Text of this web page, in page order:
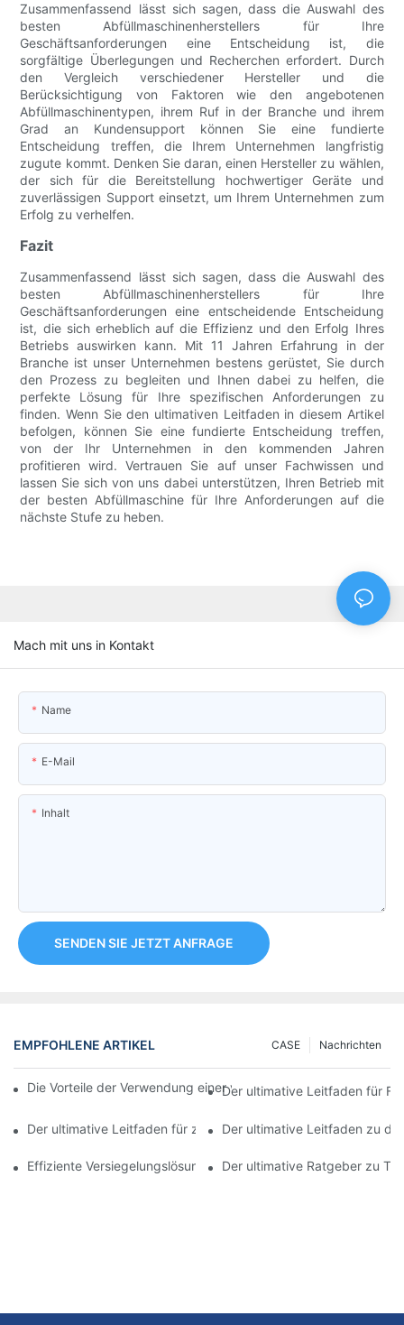
Zusammenfassend lässt sich sagen, dass die Auswahl des
besten Abfüllmaschinenherstellers für Ihre
Geschäftsanforderungen eine Entscheidung ist, die
sorgfältige Überlegungen und Recherchen erfordert. Durch
den Vergleich verschiedener Hersteller und die
Berücksichtigung von Faktoren wie den angebotenen
Abfüllmaschinentypen, ihrem Ruf in der Branche und ihrem
Grad an Kundensupport können Sie eine fundierte
Entscheidung treffen, die Ihrem Unternehmen langfristig
zugute kommt. Denken Sie daran, einen Hersteller zu wählen,
der sich für die Bereitstellung hochwertiger Geräte und
zuverlässigen Support einsetzt, um Ihrem Unternehmen zum
Erfolg zu verhelfen.
Fazit
Zusammenfassend lässt sich sagen, dass die Auswahl des
besten Abfüllmaschinenherstellers für Ihre
Geschäftsanforderungen eine entscheidende Entscheidung
ist, die sich erheblich auf die Effizienz und den Erfolg Ihres
Betriebs auswirken kann. Mit 11 Jahren Erfahrung in der
Branche ist unser Unternehmen bestens gerüstet, Sie durch
den Prozess zu begleiten und Ihnen dabei zu helfen, die
perfekte Lösung für Ihre spezifischen Anforderungen zu
finden. Wenn Sie den ultimativen Leitfaden in diesem Artikel
befolgen, können Sie eine fundierte Entscheidung treffen,
von der Ihr Unternehmen in den kommenden Jahren
profitieren wird. Vertrauen Sie auf unser Fachwissen und
lassen Sie sich von uns dabei unterstützen, Ihren Betrieb mit
der besten Abfüllmaschine für Ihre Anforderungen auf die
nächste Stufe zu heben.
Mach mit uns in Kontakt
Name
E-Mail
Inhalt
SENDEN SIE JETZT ANFRAGE
EMPFOHLENE ARTIKEL Nachrichten
CASE
Die Vorteile der Verwendung einer vollautomatischen
Der ultimative Leitfaden für
Der ultimative Leitfaden für zusammenklappbare
Der ultimative Leitfaden zu
Effiziente Versiegelungslösungen: Die Vorteile der
Der ultimative Ratgeber zu